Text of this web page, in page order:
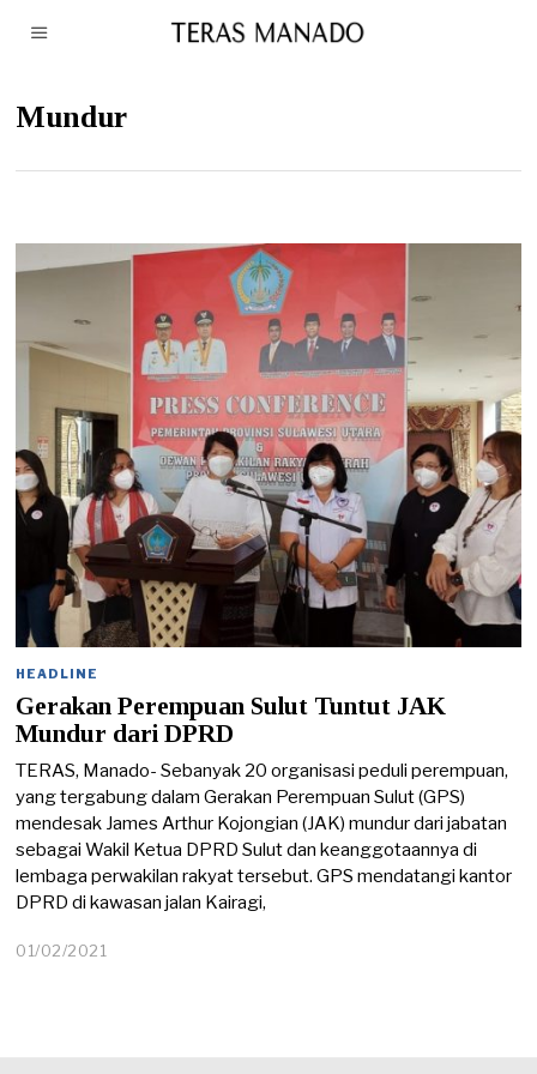
Mundur
HEADLINE
Gerakan Perempuan Sulut Tuntut JAK
Mundur dari DPRD
TERAS, Manado- Sebanyak 20 organisasi peduli perempuan,
yang tergabung dalam Gerakan Perempuan Sulut (GPS)
mendesak James Arthur Kojongian (JAK) mundur dari jabatan
sebagai Wakil Ketua DPRD Sulut dan keanggotaannya di
lembaga perwakilan rakyat tersebut. GPS mendatangi kantor
DPRD di kawasan jalan Kairagi,
01/02/2021